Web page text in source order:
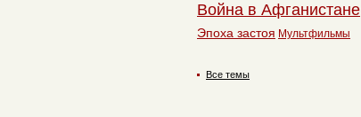
Война в Афганистане
Эпоха застоя Мультфильмы
Все темы